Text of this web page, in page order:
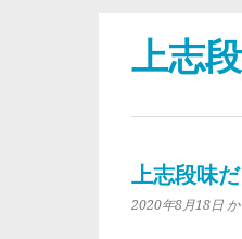
上志
上志段味だ
2020年8月18日